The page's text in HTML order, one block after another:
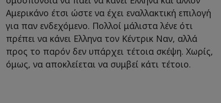
Αμερικάνο έτσι ώστε να έχει εναλλακτική επιλογή
για παν ενδεχόμενο. Πολλοί μάλιστα λένε ότι
πρέπει να κάνει Ελληνα τον Κέντρικ Ναν, αλλά
προς το παρόν δεν υπάρχει τέτοια σκέψη. Χωρίς,
όμως, να αποκλείεται να συμβεί κάτι τέτοιο.